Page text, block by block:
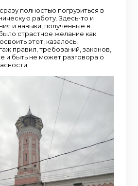
полностью погрузиться в
работу. Здесь-то и
и навыки, полученные в
страстное желание как
этот, казалось,
правил, требований, законов,
и быть не может разговора о